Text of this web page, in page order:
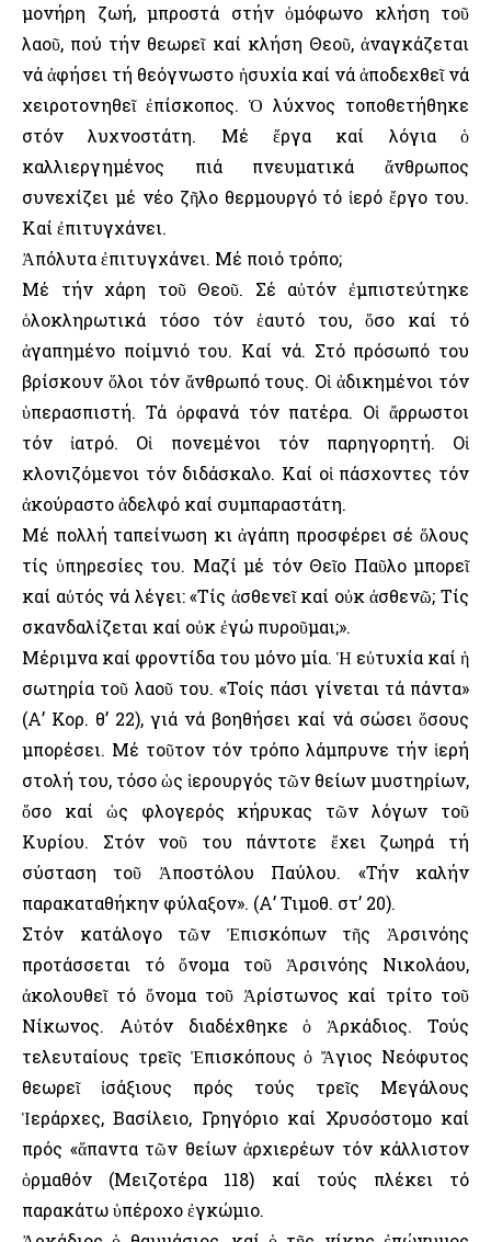
μονήρη ζωή, μπροστά στήν ὁμόφωνο κλήση τοῦ
λαοῦ, πού τήν θεωρεῖ καί κλήση Θεοῦ, ἀναγκάζεται
νά ἀφήσει τή θεόγνωστο ἡσυχία καί νά ἀποδεχθεῖ νά
χειροτονηθεῖ ἐπίσκοπος. Ὁ λύχνος τοποθετήθηκε
στόν λυχνοστάτη. Μέ ἔργα καί λόγια ὁ
καλλιεργημένος πιά πνευματικά ἄνθρωπος
συνεχίζει μέ νέο ζῆλο θερμουργό τό ἱερό ἔργο του.
Καί ἐπιτυγχάνει.
Ἀπόλυτα ἐπιτυγχάνει. Μέ ποιό τρόπο;
Μέ τήν χάρη τοῦ Θεοῦ. Σέ αὐτόν ἐμπιστεύτηκε
ὁλοκληρωτικά τόσο τόν ἑαυτό του, ὅσο καί τό
ἀγαπημένο ποίμνιό του. Καί νά. Στό πρόσωπό του
βρίσκουν ὅλοι τόν ἄνθρωπό τους. Οἱ ἀδικημένοι τόν
ὑπερασπιστή. Τά ὀρφανά τόν πατέρα. Οἱ ἄρρωστοι
τόν ἰατρό. Οἱ πονεμένοι τόν παρηγορητή. Οἱ
κλονιζόμενοι τόν διδάσκαλο. Καί οἱ πάσχοντες τόν
ἀκούραστο ἀδελφό καί συμπαραστάτη.
Μέ πολλή ταπείνωση κι ἀγάπη προσφέρει σέ ὅλους
τίς ὑπηρεσίες του. Μαζί μέ τόν Θεῖο Παῦλο μπορεῖ
καί αὐτός νά λέγει: «Τίς ἀσθενεῖ καί οὐκ ἀσθενῶ; Τίς
σκανδαλίζεται καί οὐκ ἐγώ πυροῦμαι;».
Μέριμνα καί φροντίδα του μόνο μία. Ἡ εὐτυχία καί ἡ
σωτηρία τοῦ λαοῦ του. «Τοίς πάσι γίνεται τά πάντα»
(Α’ Κορ. θ’ 22), γιά νά βοηθήσει καί νά σώσει ὅσους
μπορέσει. Μέ τοῦτον τόν τρόπο λάμπρυνε τήν ἱερή
στολή του, τόσο ὡς ἱερουργός τῶν θείων μυστηρίων,
ὅσο καί ὡς φλογερός κήρυκας τῶν λόγων τοῦ
Κυρίου. Στόν νοῦ του πάντοτε ἔχει ζωηρά τή
σύσταση τοῦ Ἀποστόλου Παύλου. «Τήν καλήν
παρακαταθήκην φύλαξον». (Α’ Τιμοθ. στ’ 20).
Στόν κατάλογο τῶν Ἐπισκόπων τῆς Ἀρσινόης
προτάσσεται τό ὄνομα τοῦ Ἀρσινόης Νικολάου,
ἀκολουθεῖ τό ὄνομα τοῦ Ἀρίστωνος καί τρίτο τοῦ
Νίκωνος. Αὐτόν διαδέχθηκε ὁ Ἀρκάδιος. Τούς
τελευταίους τρεῖς Ἐπισκόπους ὁ Ἄγιος Νεόφυτος
θεωρεῖ ἰσάξιους πρός τούς τρεῖς Μεγάλους
Ἱεράρχες, Βασίλειο, Γρηγόριο καί Χρυσόστομο καί
πρός «ἅπαντα τῶν θείων ἀρχιερέων τόν κάλλιστον
ὁρμαθόν (Μειζοτέρα 118) καί τούς πλέκει τό
παρακάτω ὑπέροχο ἐγκώμιο.